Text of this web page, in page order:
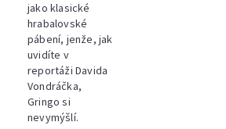
jako klasické
hrabalovské
pábení, jenže, jak
uvidíte v
reportáži Davida
Vondráčka,
Gringo si
nevymýšlí.